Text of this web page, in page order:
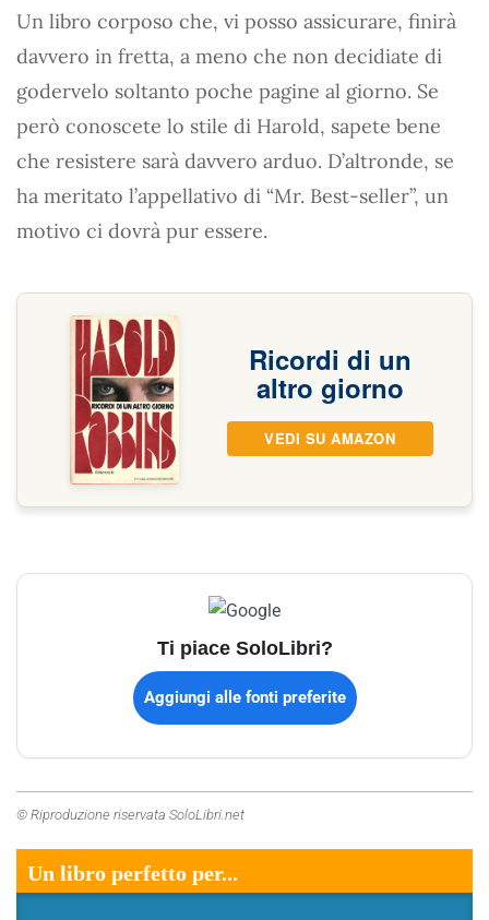
Un libro corposo che, vi posso assicurare, finirà
davvero in fretta, a meno che non decidiate di
godervelo soltanto poche pagine al giorno. Se
però conoscete lo stile di Harold, sapete bene
che resistere sarà davvero arduo. D’altronde, se
ha meritato l’appellativo di “Mr. Best-seller”, un
motivo ci dovrà pur essere.
Ricordi di un
altro giorno
VEDI SU AMAZON
Ti piace SoloLibri?
Aggiungi alle fonti preferite
© Riproduzione riservata SoloLibri.net
Un libro perfetto per...